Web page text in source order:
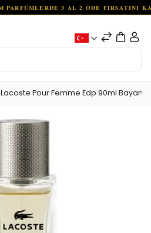
Lacoste Pour Femme Edp 90ml Bayan